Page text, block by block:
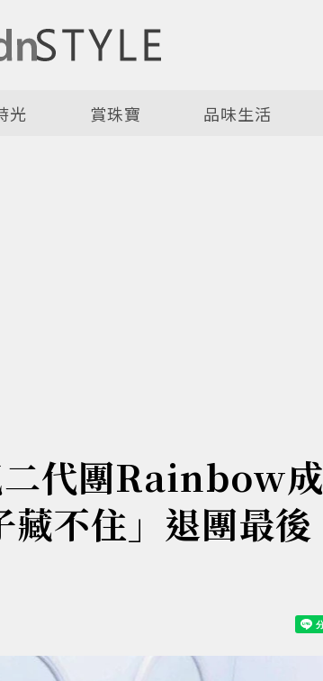
光 賞珠寶 品味生活
二代團Rainbow成
藏不住」退團最後